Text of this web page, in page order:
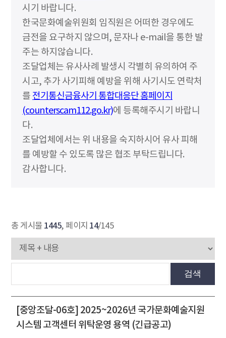
시기 바랍니다.
한국문화예술위원회 임직원은 어떠한 경우에도
금전을 요구하지 않으며, 문자나 e-mail을 통한 발
주는 하지않습니다.
조달업체는 유사사례 발생시 각별히 유의하여 주
시고, 추가 사기피해 예방을 위해 사기시도 연락처
를 전기통신금융사기 통합대응단 홈페이지
(counterscam112.go.kr)에 등록해주시기 바랍니
다.
조달업체에서는 위 내용을 숙지하시어 유사 피해
를 예방할 수 있도록 많은 협조 부탁드립니다.
감사합니다.
총 게시물 1445, 페이지 14/145
검색
[중앙조달-06호] 2025~2026년 국가문화예술지원
시스템 고객센터 위탁운영 용역 (긴급공고)